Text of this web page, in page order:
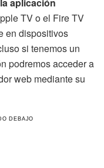
TV o el Fire TV
en dispositivos
si tenemos un
podremos acceder a
web mediante su